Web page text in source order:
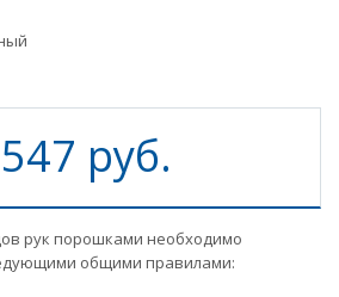
руб.
рук порошками необходимо
общими правилами: